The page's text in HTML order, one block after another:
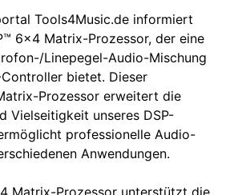
Tools4Music.de informiert
6×4 Matrix-Prozessor, der eine
Linepegel-Audio-Mischung
bietet. Dieser
Prozessor erweitert die
Vielseitigkeit unseres DSP-
professionelle Audio-
Anwendungen.